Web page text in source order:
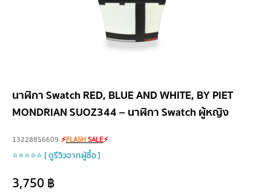
นาฬิกา Swatch RED, BLUE AND WHITE, BY PIET
MONDRIAN SUOZ344 – นาฬิกา Swatch ผู้หญิง
13228856609 ⚡FLASHSALE⚡
⭐⭐⭐⭐⭐ [ ดูรีวิวจากผู้ซื้อ ]
3,750฿